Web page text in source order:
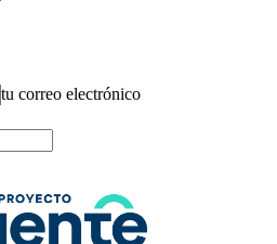
tu correo electrónico